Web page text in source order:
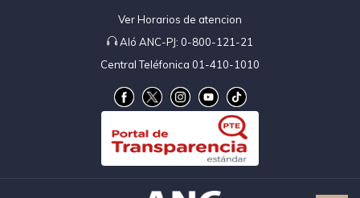
Ver Horarios de atencion
Aló ANC-PJ: 0-800-121-21
Central Teléfonica 01-410-1010